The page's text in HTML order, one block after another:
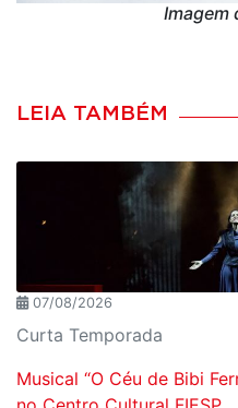
Imagem
LEIA TAMBÉM
07/08/2026
Curta Temporada
Musical “O Céu de Bibi